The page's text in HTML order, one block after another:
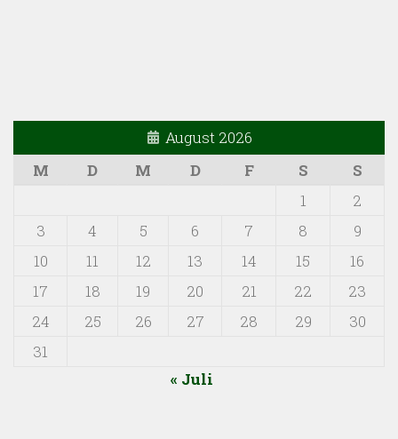
August 2026
M
D M D F S
S
1
2
3
4 5 6 7 8
9
10
11 12 13 14 15
16
17
18 19 20 21 22
23
24
25 26 27 28 29
30
31
« Juli